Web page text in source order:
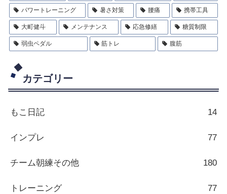
パワートレーニング 暑さ対策 腰痛 携帯工具
大町健斗 メンテナンス 応急修繕 糖質制限
弱虫ペダル 筋トレ 腹筋
カテゴリー
もこ日記 14
インプレ 77
チーム朝練その他 180
トレーニング 77